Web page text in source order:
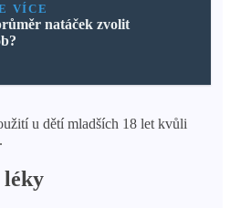
VÍCE
natáček zvolit
u dětí mladších 18 let kvůli